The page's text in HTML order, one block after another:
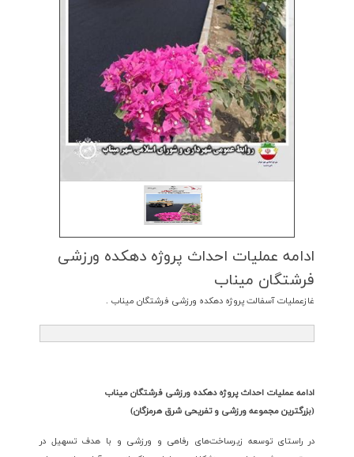
ادامه عملیات احداث پروژه دهكده ورزشی
فرشتگان میناب
غازعملیات آسفالت پروژه دهکده ورزشی فرشتگان میناب .
ادامه عملیات احداث پروژه دهکده ورزشی فرشتگان میناب
(بزرگترین مجموعه ورزشی و تفریحی شرق هرمزگان)
در راستای توسعه زیرساخت‌های رفاهی و ورزشی و با هدف تسهیل در